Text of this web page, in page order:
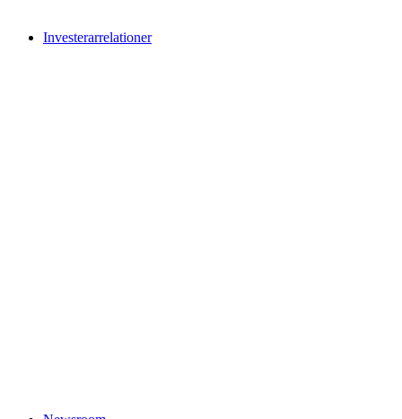
Investerarrelationer